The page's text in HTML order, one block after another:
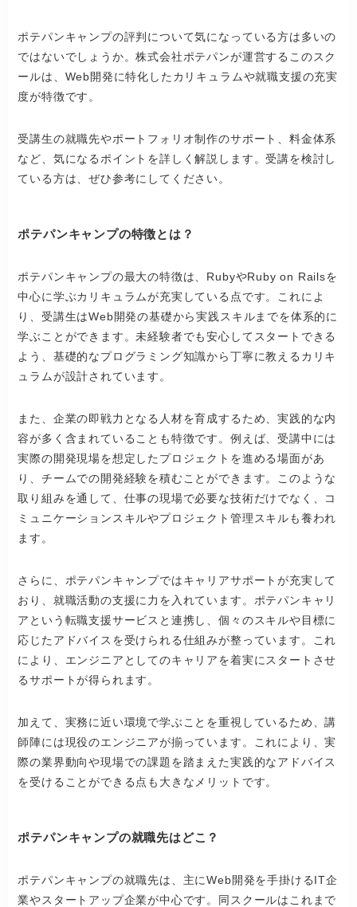
ポテパンキャンプの評判について気になっている方は多いの
ではないでしょうか。株式会社ポテパンが運営するこのスク
ールは、Web開発に特化したカリキュラムや就職支援の充実
度が特徴です。
受講生の就職先やポートフォリオ制作のサポート、料金体系
など、気になるポイントを詳しく解説します。受講を検討し
ている方は、ぜひ参考にしてください。
ポテパンキャンプの特徴とは？
ポテパンキャンプの最大の特徴は、RubyやRuby on Railsを
中心に学ぶカリキュラムが充実している点です。これによ
り、受講生はWeb開発の基礎から実践スキルまでを体系的に
学ぶことができます。未経験者でも安心してスタートできる
よう、基礎的なプログラミング知識から丁寧に教えるカリキ
ュラムが設計されています。
また、企業の即戦力となる人材を育成するため、実践的な内
容が多く含まれていることも特徴です。例えば、受講中には
実際の開発現場を想定したプロジェクトを進める場面があ
り、チームでの開発経験を積むことができます。このような
取り組みを通して、仕事の現場で必要な技術だけでなく、コ
ミュニケーションスキルやプロジェクト管理スキルも養われ
ます。
さらに、ポテパンキャンプではキャリアサポートが充実して
おり、就職活動の支援に力を入れています。ポテパンキャリ
アという転職支援サービスと連携し、個々のスキルや目標に
応じたアドバイスを受けられる仕組みが整っています。これ
により、エンジニアとしてのキャリアを着実にスタートさせ
るサポートが得られます。
加えて、実務に近い環境で学ぶことを重視しているため、講
師陣には現役のエンジニアが揃っています。これにより、実
際の業界動向や現場での課題を踏まえた実践的なアドバイス
を受けることができる点も大きなメリットです。
ポテパンキャンプの就職先はどこ？
ポテパンキャンプの就職先は、主にWeb開発を手掛けるIT企
業やスタートアップ企業が中心です。同スクールはこれまで